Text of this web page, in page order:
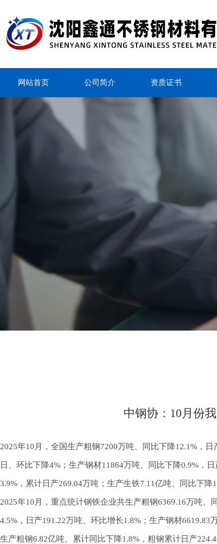
网站首页 公司简介 资质证书
中钢协：10月份
2025年10月，全国生产粗钢7200万吨、同比下降12.1%，
日、环比下降4%；生产钢材11864万吨、同比下降0.9%，
3.9%，累计日产269.04万吨；生产生铁7.11亿吨、同比下
2025年10月，重点统计钢铁企业共生产粗钢6369.16万吨、
4.5%，日产191.22万吨、环比增长1.8%；生产钢材
生产粗钢6.82亿吨、累计同比下降1.8%，粗钢累计日产